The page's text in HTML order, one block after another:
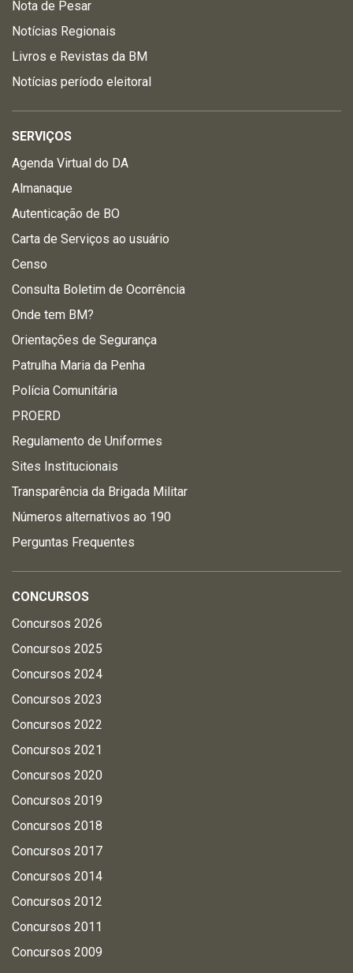
Nota de Pesar
Notícias Regionais
Livros e Revistas da BM
Notícias período eleitoral
SERVIÇOS
Agenda Virtual do DA
Almanaque
Autenticação de BO
Carta de Serviços ao usuário
Censo
Consulta Boletim de Ocorrência
Onde tem BM?
Orientações de Segurança
Patrulha Maria da Penha
Polícia Comunitária
PROERD
Regulamento de Uniformes
Sites Institucionais
Transparência da Brigada Militar
Números alternativos ao 190
Perguntas Frequentes
CONCURSOS
Concursos 2026
Concursos 2025
Concursos 2024
Concursos 2023
Concursos 2022
Concursos 2021
Concursos 2020
Concursos 2019
Concursos 2018
Concursos 2017
Concursos 2014
Concursos 2012
Concursos 2011
Concursos 2009